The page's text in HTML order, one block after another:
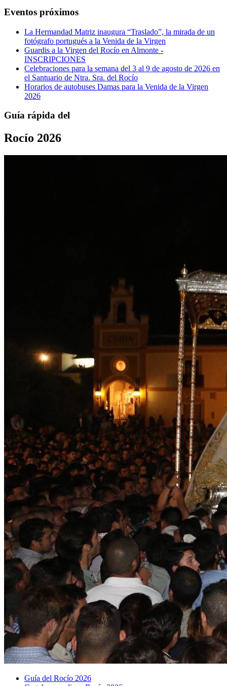
Eventos próximos
La Hermandad Matriz inaugura “Traslado”, la mirada de un
fotógrafo portugués a la Venida de la Virgen
Guardis a la Virgen del Rocío en Almonte -
INSCRIPCIONES
Celebraciones para la semana del 3 al 9 de agosto de 2026 en
el Santuario de Ntra. Sra. del Rocío
Horarios de autobuses Damas para la Venida de la Virgen
2026
Guía rápida del
Rocío 2026
Guía del Rocío 2026